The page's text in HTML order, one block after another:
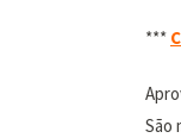
***
São